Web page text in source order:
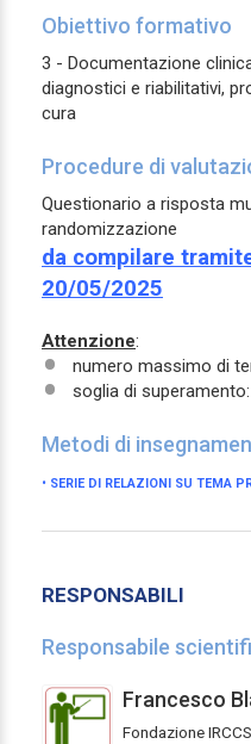
Obiettivo formativo
3 - Documentazione
diagnostici e riabilitativi,
cura
Procedure di
Questionario a risposta
randomizzazione
da compilare
20/05/2025
Attenzione:
numero massimo di
soglia di superamento:
Metodi di
• SERIE DI RELAZIONI SU TEMA
RESPONSABILI
Responsabile
Francesco
Fondazione